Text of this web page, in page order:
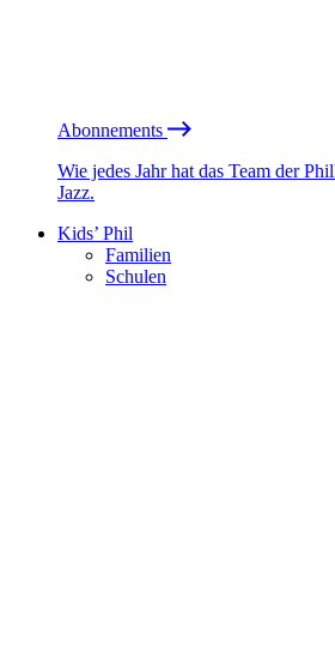
Abonnements
Wie jedes Jahr hat das Team der
Jazz.
Kids’ Phil
Familien
Schulen